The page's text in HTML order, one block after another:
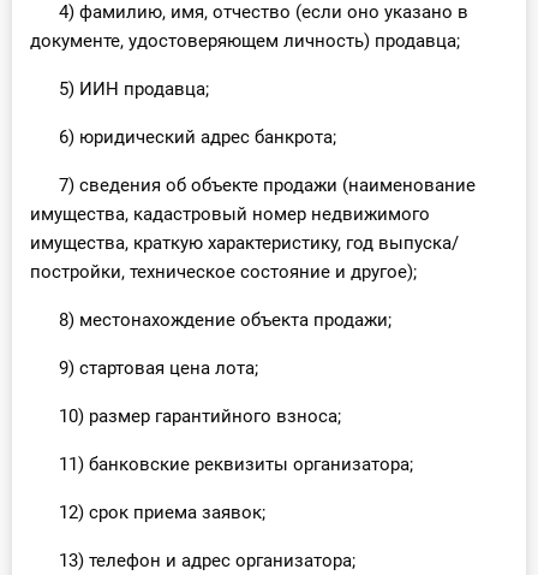
4) фамилию, имя, отчество (если оно указано в
документе, удостоверяющем личность) продавца;
5) ИИН продавца;
6) юридический адрес банкрота;
7) сведения об объекте продажи (наименование
имущества, кадастровый номер недвижимого
имущества, краткую характеристику, год выпуска/
постройки, техническое состояние и другое);
8) местонахождение объекта продажи;
9) стартовая цена лота;
10) размер гарантийного взноса;
11) банковские реквизиты организатора;
12) срок приема заявок;
13) телефон и адрес организатора;